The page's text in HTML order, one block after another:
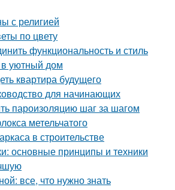
с религией
по цвету
функциональность и стиль
уютный дом
квартира будущего
для начинающих
пароизоляцию шаг за шагом
метельчатого
в строительстве
основные принципы и техники
все, что нужно знать